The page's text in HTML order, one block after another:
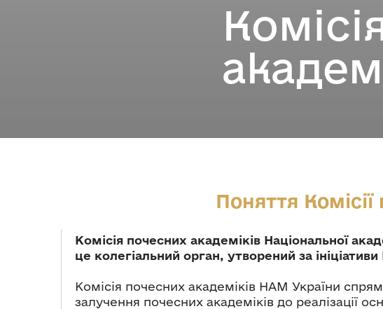
Поняття
Комісія почесних академіків Національної
це колегіальний орган, утворений за
Комісія почесних академіків НАМ України
залучення почесних академіків до реалізації